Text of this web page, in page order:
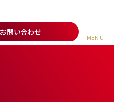
お問い合わせ